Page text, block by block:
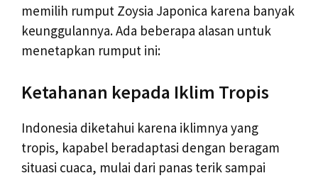
memilih rumput Zoysia Japonica karena banyak
keunggulannya. Ada beberapa alasan untuk
menetapkan rumput ini:
Ketahanan kepada Iklim Tropis
Indonesia diketahui karena iklimnya yang
tropis, kapabel beradaptasi dengan beragam
situasi cuaca, mulai dari panas terik sampai